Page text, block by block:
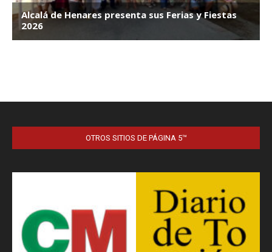
OTROS SITIOS DE PÁGINA 5™